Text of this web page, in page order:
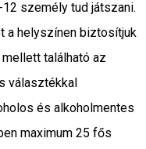
személy tud játszani.
a helyszínen biztosítjuk
található az
választékkal
és alkoholmentes
maximum 25 fős